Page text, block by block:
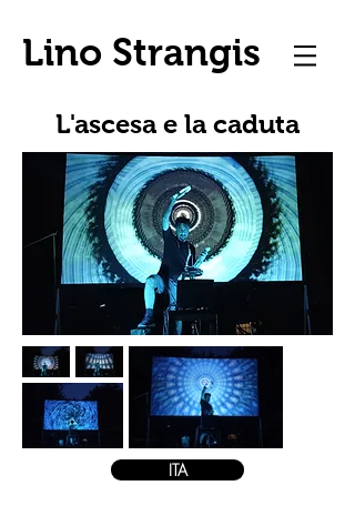
Lino Strangis
L'ascesa e la caduta
ITA